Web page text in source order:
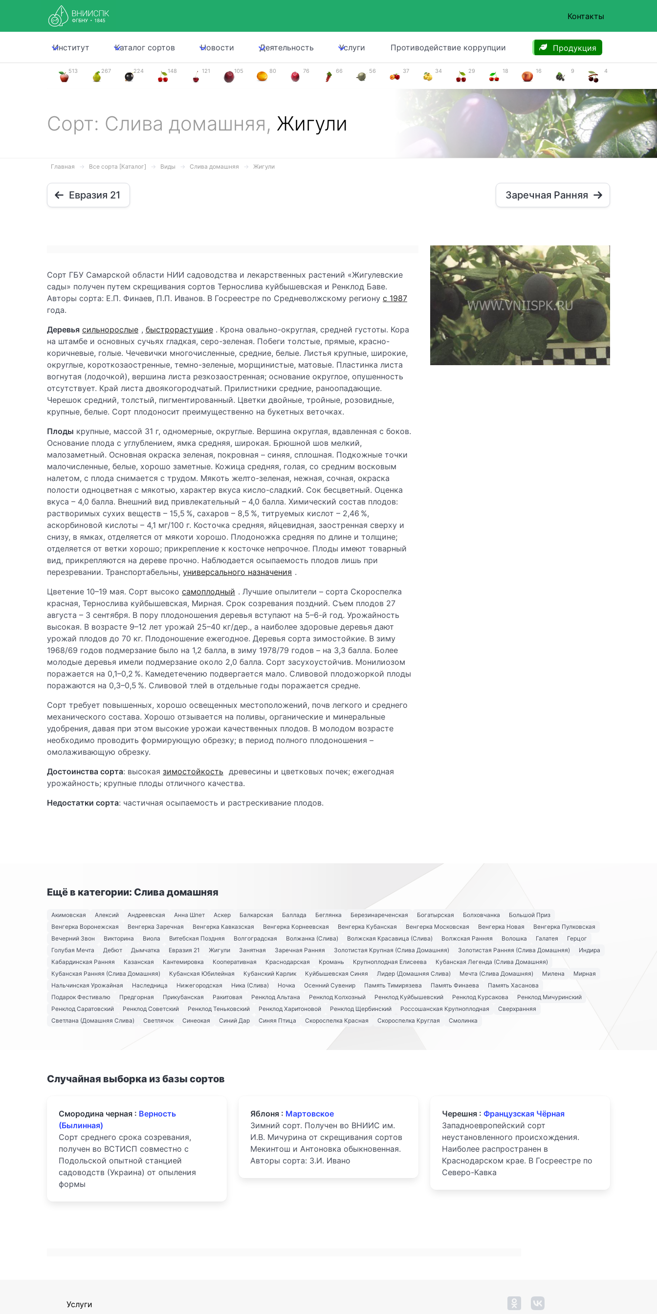
Контакты
Институт Каталог сортов Новости Деятельность Услуги Противодействие коррупции Продукция
513 267 224 148 121 105 80 76 66 56 37 34 29 18 16 9 4
Сорт: Слива домашняя, Жигули
Главная Все сорта [Каталог] Виды Слива домашняя Жигули
Евразия 21 Заречная Ранняя
Сорт ГБУ Самарской области НИИ садоводства и лекарственных растений «Жигулевские
сады» получен путем скрещивания сортов Тернослива куйбышевская и Ренклод Баве.
Авторы сорта: Е.П. Финаев, П.П. Иванов. В Госреестре по Средневолжскому региону с 1987
года.
Деревья сильнорослые , быстрорастущие . Крона овально-округлая, средней густоты. Кора
на штамбе и основных сучьях гладкая, серо-зеленая. Побеги толстые, прямые, красно-
коричневые, голые. Чечевички многочисленные, средние, белые. Листья крупные, широкие,
округлые, короткозаостренные, темно-зеленые, морщинистые, матовые. Пластинка листа
вогнутая (лодочкой), вершина листа резкозаостренная; основание округлое, опушенность
отсутствует. Край листа двоякогородчатый. Прилистники средние, раноопадающие.
Черешок средний, толстый, пигментированный. Цветки двойные, тройные, розовидные,
крупные, белые. Сорт плодоносит преимущественно на букетных веточках.
Плоды крупные, массой 31 г, одномерные, округлые. Вершина округлая, вдавленная с боков.
Основание плода с углублением, ямка средняя, широкая. Брюшной шов мелкий,
малозаметный. Основная окраска зеленая, покровная – синяя, сплошная. Подкожные точки
малочисленные, белые, хорошо заметные. Кожица средняя, голая, со средним восковым
налетом, с плода снимается с трудом. Мякоть желто-зеленая, нежная, сочная, окраска
полости одноцветная с мякотью, характер вкуса кисло-сладкий. Сок бесцветный. Оценка
вкуса – 4,0 балла. Внешний вид привлекательный – 4,0 балла. Химический состав плодов:
растворимых сухих веществ – 15,5 %, сахаров – 8,5 %, титруемых кислот – 2,46 %,
аскорбиновой кислоты – 4,1 мг/100 г. Косточка средняя, яйцевидная, заостренная сверху и
снизу, в ямках, отделяется от мякоти хорошо. Плодоножка средняя по длине и толщине;
отделяется от ветки хорошо; прикрепление к косточке непрочное. Плоды имеют товарный
вид, прикрепляются на дереве прочно. Наблюдается осыпаемость плодов лишь при
перезревании. Транспортабельны, универсального назначения .
Цветение 10–19 мая. Сорт высоко самоплодный . Лучшие опылители – сорта Скороспелка
красная, Тернослива куйбышевская, Мирная. Срок созревания поздний. Съем плодов 27
августа – 3 сентября. В пору плодоношения деревья вступают на 5–6-й год. Урожайность
высокая. В возрасте 9–12 лет урожай 25–40 кг/дер., а наиболее здоровые деревья дают
урожай плодов до 70 кг. Плодоношение ежегодное. Деревья сорта зимостойкие. В зиму
1968/69 годов подмерзание было на 1,2 балла, в зиму 1978/79 годов – на 3,3 балла. Более
молодые деревья имели подмерзание около 2,0 балла. Сорт засухоустойчив. Монилиозом
поражается на 0,1–0,2 %. Камедетечению подвергается мало. Сливовой плодожоркой плоды
поражаются на 0,3–0,5 %. Сливовой тлей в отдельные годы поражается средне.
Сорт требует повышенных, хорошо освещенных местоположений, почв легкого и среднего
механического состава. Хорошо отзывается на поливы, органические и минеральные
удобрения, давая при этом высокие урожаи качественных плодов. В молодом возрасте
необходимо проводить формирующую обрезку; в период полного плодоношения –
омолаживающую обрезку.
Достоинства сорта: высокая зимостойкость древесины и цветковых почек; ежегодная
урожайность; крупные плоды отличного качества.
Недостатки сорта: частичная осыпаемость и растрескивание плодов.
Ещё в категории: Слива домашняя
Акимовская Алексий Андреевская Анна Шпет Аскер Балкарская Баллада Беглянка Березинареченская Богатырская Болховчанка
Большой Приз
Венгерка Воронежская
Венгерка Заречная Венгерка Кавказская Венгерка Корнеевская Венгерка Кубанская Венгерка Московская Венгерка Новая
Венгерка Пулковская
Вечерний Звон
Викторина Виола Витебская Поздняя Волгоградская Волжанка (Слива) Волжская Красавица (Слива) Волжская Ранняя Волошка Галатея
Герцог
Голубая Мечта
Дебют Дымчатка Евразия 21 Жигули Занятная Заречная Ранняя Золотистая Крупная (Слива Домашняя) Золотистая Ранняя (Слива Домашняя)
Индира
Кабардинская Ранняя
Казанская Кантемировка Кооперативная Краснодарская Кромань Крупноплодная Елисеева
Кубанская Легенда (Слива Домашняя)
Кубанская Ранняя (Слива Домашняя)
Кубанская Юбилейная Кубанский Карлик Куйбышевская Синяя Лидер (Домашняя Слива) Мечта (Слива Домашняя) Милена
Мирная
Нальчинская Урожайная
Наследница Нижегородская Ника (Слива) Ночка Осенний Сувенир Память Тимирязева Память Финаева
Память Хасанова
Подарок Фестивалю
Предгорная Прикубанская Ракитовая Ренклод Альтана Ренклод Колхозный Ренклод Куйбышевский Ренклод Курсакова
Ренклод Мичуринский
Ренклод Саратовский
Ренклод Советский Ренклод Теньковский Ренклод Харитоновой Ренклод Щербинский Россошанская Крупноплодная
Сверхранняя
Светлана (Домашняя Слива)
Светлячок Синеокая Синий Дар Синяя Птица Скороспелка Красная Скороспелка Круглая Смолинка
Случайная выборка из базы сортов
Смородина черная : Верность
(Былинная)
Сорт среднего срока созревания,
получен во ВСТИСП совместно с
Подольской опытной станцией
садоводств (Украина) от опыления
формы
Яблоня : Мартовское
Зимний сорт. Получен во ВНИИС им.
И.В. Мичурина от скрещивания сортов
Мекинтош и Антоновка обыкновенная.
Авторы сорта: З.И. Ивано
Черешня : Французская Чёрная
Западноевропейский сорт
неустановленного происхождения.
Наиболее распространен в
Краснодарском крае. В Госреестре по
Северо-Кавка
Услуги